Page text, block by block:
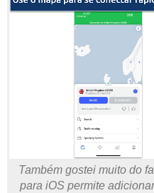
Também gostei muito do
para iOS permite